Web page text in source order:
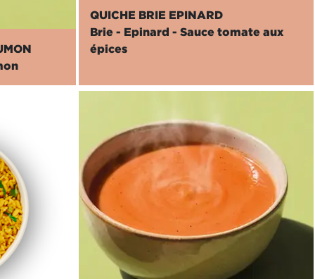
QUICHE BRIE EPINARD
Brie - Epinard - Sauce tomate aux
épices